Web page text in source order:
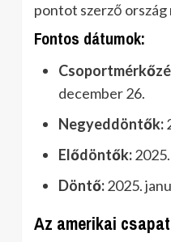
pontot szerző
Fontos dátumok:
december 26.
Negyeddöntők:
Elődöntők:
Döntő:2025.
Az amerikai